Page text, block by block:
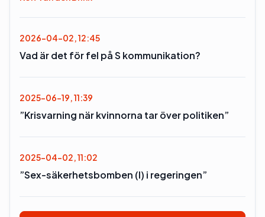
2026-04-02, 12:45
Vad är det för fel på S kommunikation?
2025-06-19, 11:39
”Krisvarning när kvinnorna tar över politiken”
2025-04-02, 11:02
”Sex-säkerhetsbomben (l) i regeringen”